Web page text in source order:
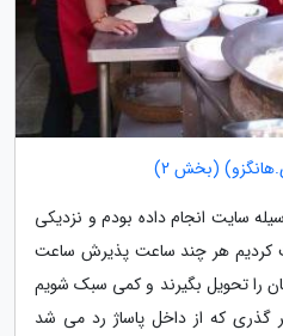
(بخش 2)
سایت انجام داده بودم و نزدیکی
کردیم هر چند ساعت پذیرش ساعت
را تحویل بگیرند و کمی سبک شویم
گذری که از داخل پاساژ رد می شد